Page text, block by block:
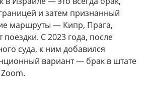
и затем признанный
маршруты — Кипр, Прага,
С 2023 года, после
суда, к ним добавился
вариант — брак в штате